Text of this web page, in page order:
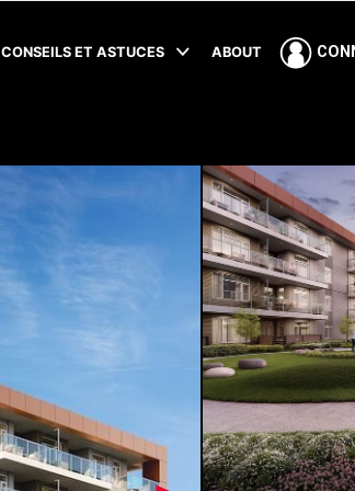
CONSEILS ET ASTUCES ABOUT